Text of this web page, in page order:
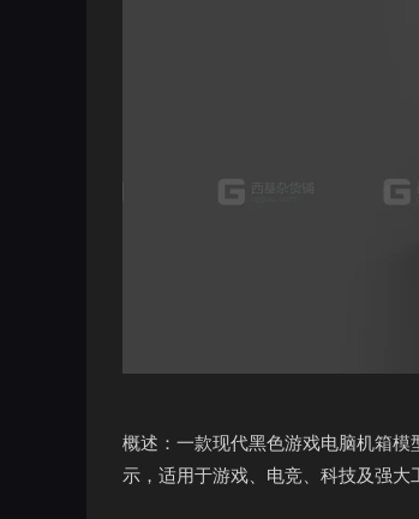
概述：一款现代黑色游戏电脑机箱
示，适用于游戏、电竞、科技及强大